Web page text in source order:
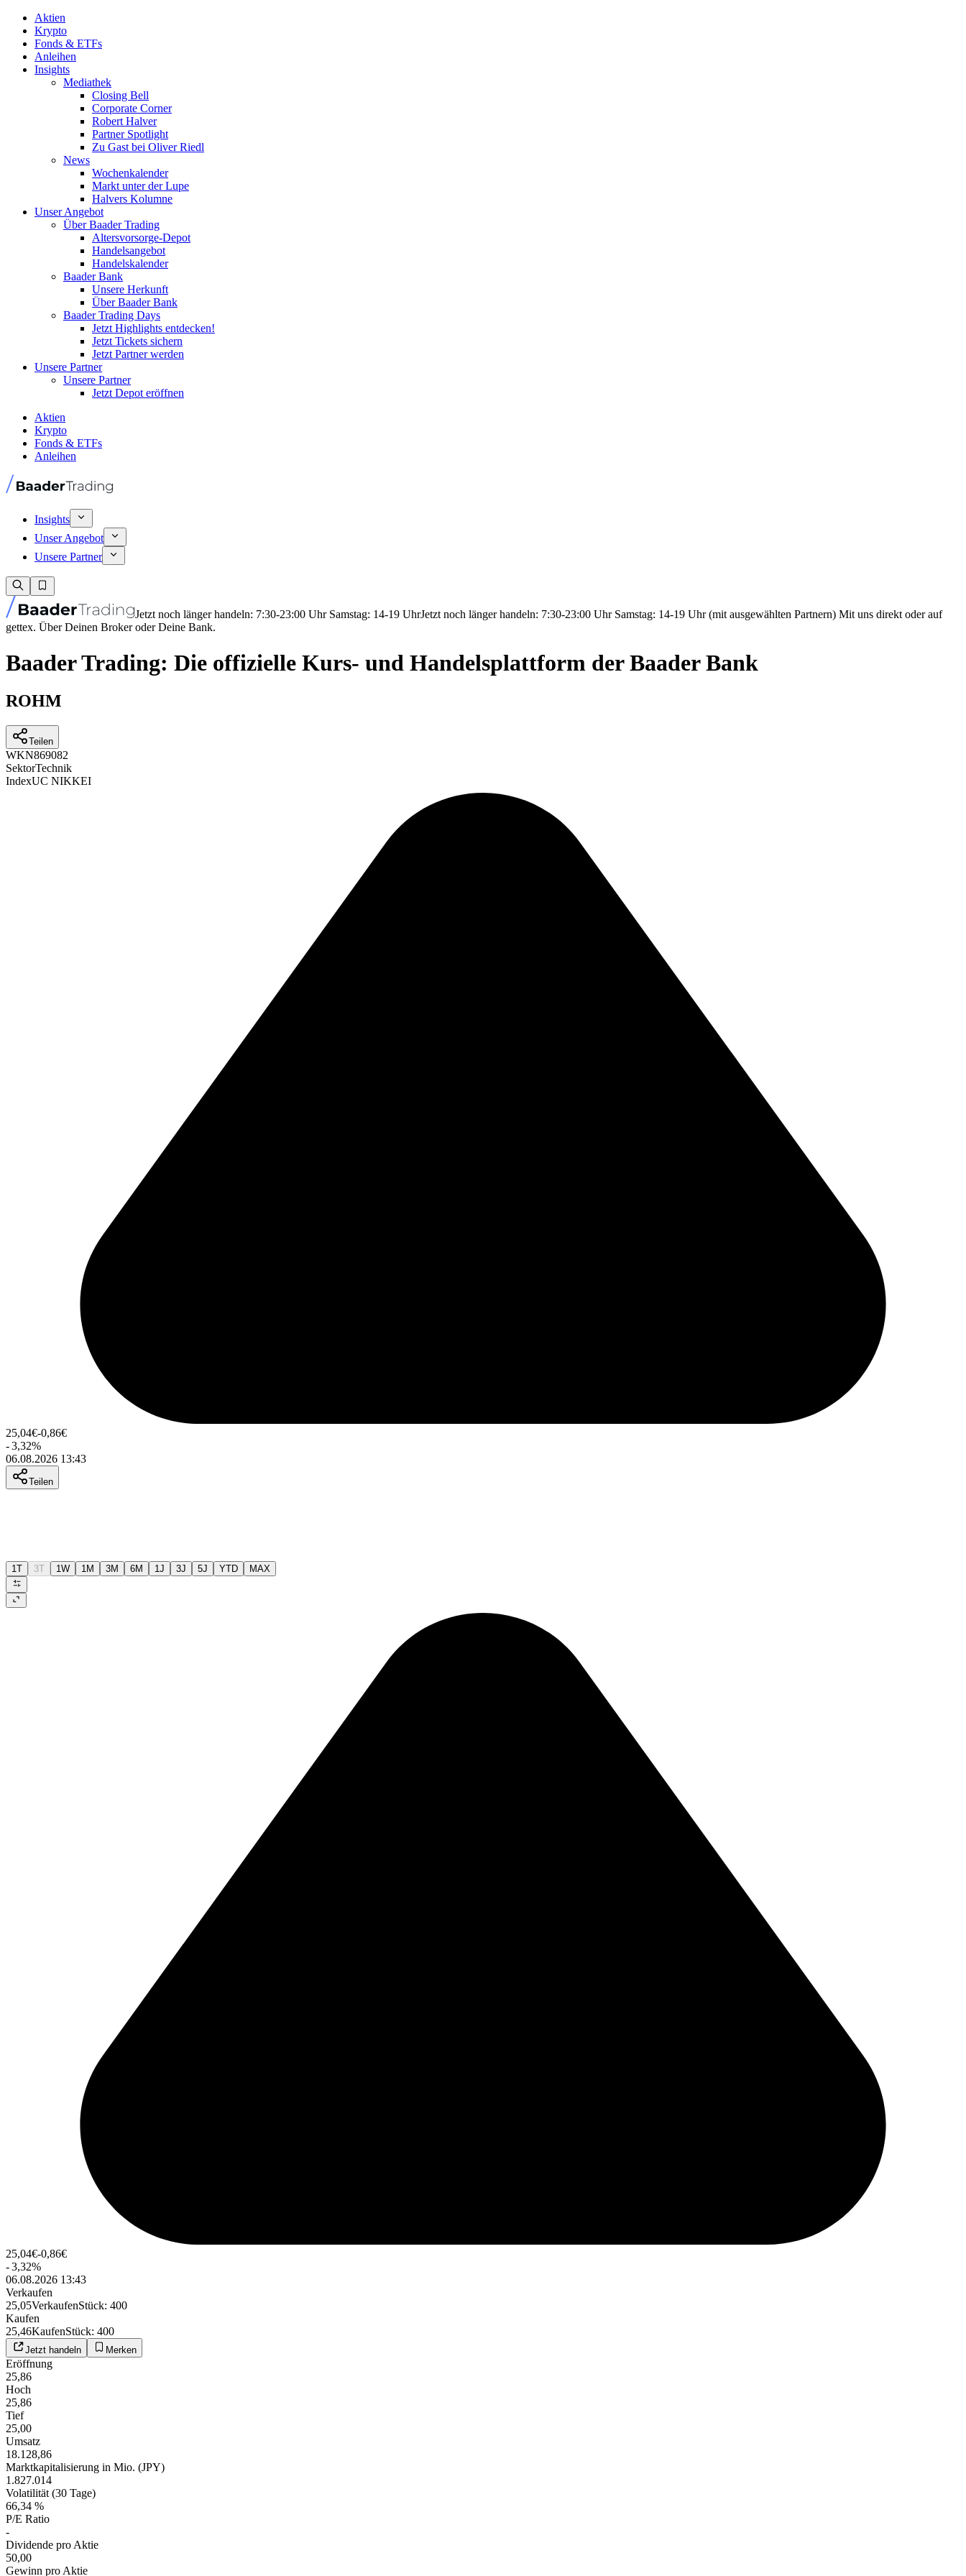
Aktien
Krypto
Fonds & ETFs
Anleihen
Insights
Mediathek
Closing Bell
Corporate Corner
Robert Halver
Partner Spotlight
Zu Gast bei Oliver Riedl
News
Wochenkalender
Markt unter der Lupe
Halvers Kolumne
Unser Angebot
Über Baader Trading
Altersvorsorge-Depot
Handelsangebot
Handelskalender
Baader Bank
Unsere Herkunft
Über Baader Bank
Baader Trading Days
Jetzt Highlights entdecken!
Jetzt Tickets sichern
Jetzt Partner werden
Unsere Partner
Unsere Partner
Jetzt Depot eröffnen
Aktien
Krypto
Fonds & ETFs
Anleihen
Insights
Unser Angebot
Unsere Partner
Jetzt noch länger handeln: 7:30-23:00 Uhr Samstag: 14-19 UhrJetzt noch länger handeln: 7:30-23:00 Uhr Samstag: 14-19 Uhr (mit ausgewählten Partnern) Mit uns direkt oder auf
gettex. Über Deinen Broker oder Deine Bank.
Baader Trading: Die offizielle Kurs- und Handelsplattform der Baader Bank
ROHM
Teilen
WKN869082
SektorTechnik
IndexUC NIKKEI
25,04€-0,86€
-3,32%
06.08.2026 13:43
Teilen
1T 3T 1W 1M 3M 6M 1J 3J 5J YTD MAX
25,04€-0,86€
-3,32%
06.08.2026 13:43
Verkaufen
25,05VerkaufenStück: 400
Kaufen
25,46KaufenStück: 400
Jetzt handeln Merken
Eröffnung
25,86
Hoch
25,86
Tief
25,00
Umsatz
18.128,86
Marktkapitalisierung in Mio. (JPY)
1.827.014
Volatilität (30 Tage)
66,34 %
P/E Ratio
-
Dividende pro Aktie
50,00
Gewinn pro Aktie